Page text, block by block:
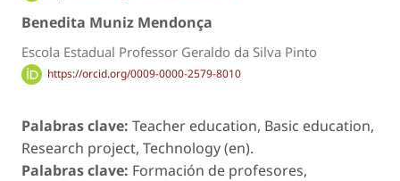
Benedita Muniz Mendonça
Escola Estadual Professor Geraldo da Silva Pinto
https://orcid.org/0009-0000-2579-8010
Palabras clave: Teacher education, Basic education,
Research project, Technology (en).
Palabras clave: Formación de profesores,